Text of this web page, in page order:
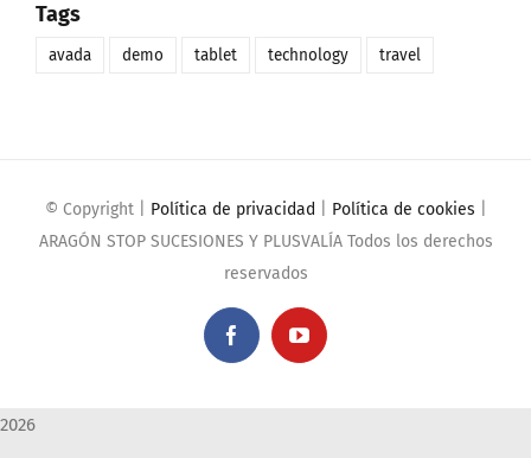
Tags
avada demo tablet technology travel
© Copyright Política de privacidad Política de cookies
ARAGÓN STOP SUCESIONES Y PLUSVALÍA Todos los derechos
reservados
FacebookYouTube
2026